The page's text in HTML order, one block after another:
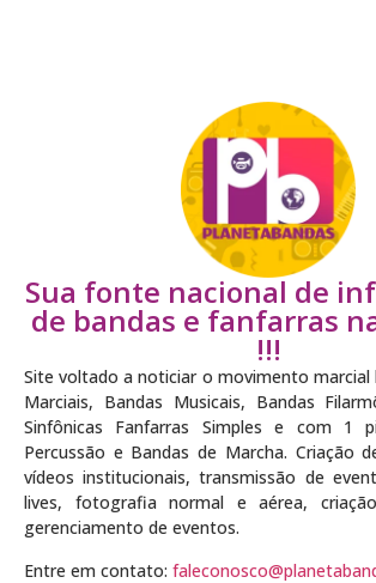
Sua fonte nacional de
de bandas e fanfarras
!!!
Site voltado a noticiar o movimento marcial
Marciais, Bandas Musicais, Bandas
Sinfônicas Fanfarras Simples e com 1
Percussão e Bandas de Marcha. Criação
vídeos institucionais, transmissão de
lives, fotografia normal e aérea,
gerenciamento de eventos.
Entre em contato: